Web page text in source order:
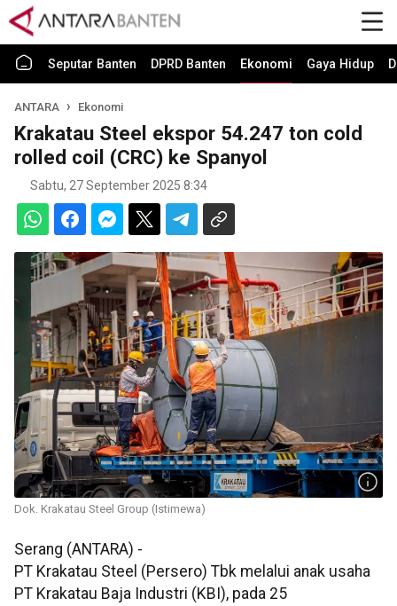
Seputar Banten DPRD Banten Ekonomi Gaya Hidup
ANTARA Ekonomi
Krakatau Steel ekspor 54.247 ton cold
rolled coil (CRC) ke Spanyol
Sabtu, 27 September 2025 8:34
Dok. Krakatau Steel Group (Istimewa)
Serang (ANTARA) -
PT Krakatau Steel (Persero) Tbk melalui anak usaha
PT Krakatau Baja Industri (KBI), pada 25